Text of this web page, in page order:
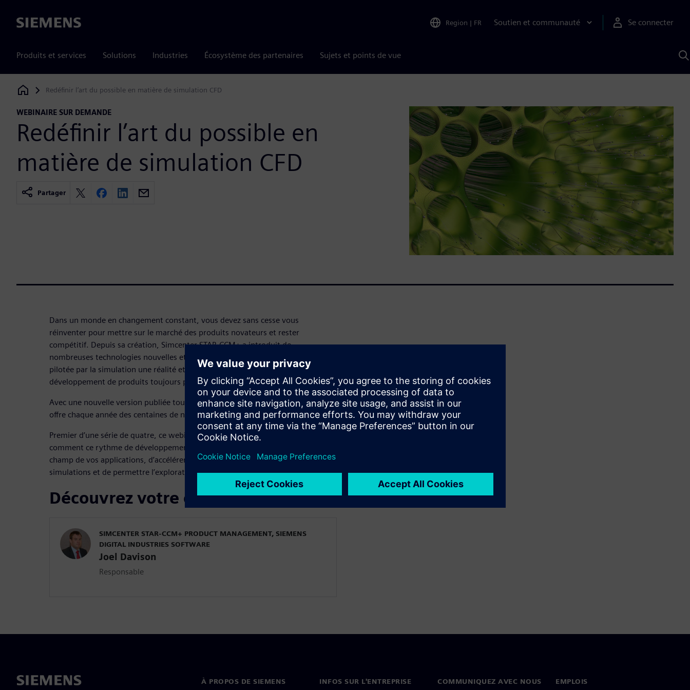
Siemens Region | FR Soutien et communauté Se connecter
Produits et services Solutions Industries Écosystème des partenaires Sujets et points de vue
Siemens Digital Industries Software
Redéfinir l’art du possible en matière de simulation CFD
WEBINAIRE SUR DEMANDE
Redéfinir l’art du possible en
matière de simulation CFD
Partager
Dans un monde en changement constant, vous devez sans cesse vous
réinventer pour mettre sur le marché des produits novateurs et rester
compétitif. Depuis sa création, Simcenter STAR-CCM+ a introduit de
nombreuses technologies nouvelles et innovantes pour faire de la conception
pilotée par la simulation une réalité et vous accompagner dans le
développement de produits toujours plus performants.
Avec une nouvelle version publiée tous les quatre mois, Simcenter STAR-CCM+
offre chaque année des centaines de nouvelles fonctionnalités et améliorations.
Premier d’une série de quatre, ce webinaire à la demande vous montrera
comment ce rythme de développement accéléré permet d’élargir rapidement le
champ de vos applications, d’accélérer considérablement la cadence des
simulations et de permettre l’exploration de la conception intelligente.
Découvrez votre conférencier
SIMCENTER STAR-CCM+ PRODUCT MANAGEMENT, SIEMENS
DIGITAL INDUSTRIES SOFTWARE
Joel Davison
Responsable
À PROPOS DE SIEMENS INFOS SUR L'ENTREPRISE COMMUNIQUEZ AVEC NOUS EMPLOIS